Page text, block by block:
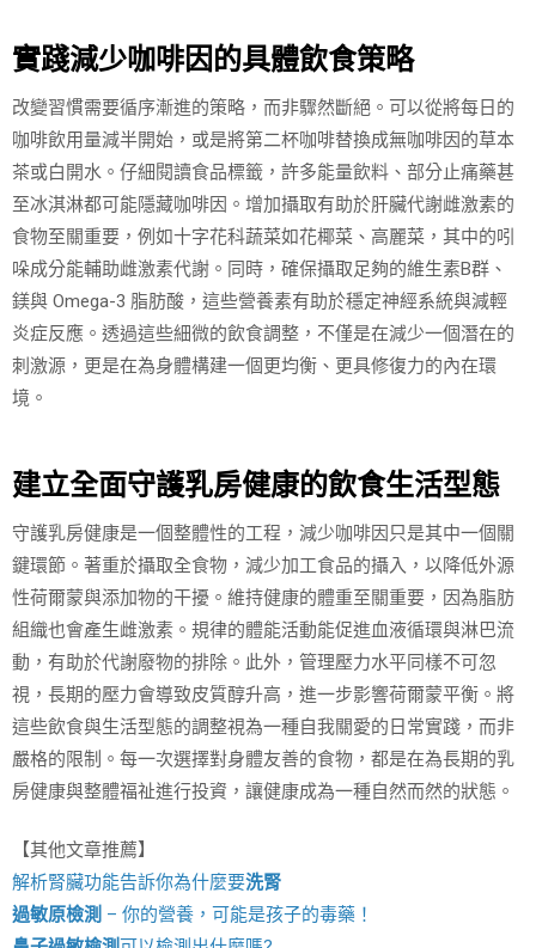
實踐減少咖啡因的具體飲食策略
改變習慣需要循序漸進的策略，而非驟然斷絕。可以從將每日的
咖啡飲用量減半開始，或是將第二杯咖啡替換成無咖啡因的草本
茶或白開水。仔細閱讀食品標籤，許多能量飲料、部分止痛藥甚
至冰淇淋都可能隱藏咖啡因。增加攝取有助於肝臟代謝雌激素的
食物至關重要，例如十字花科蔬菜如花椰菜、高麗菜，其中的吲
哚成分能輔助雌激素代謝。同時，確保攝取足夠的維生素B群、
鎂與 Omega-3 脂肪酸，這些營養素有助於穩定神經系統與減輕
炎症反應。透過這些細微的飲食調整，不僅是在減少一個潛在的
刺激源，更是在為身體構建一個更均衡、更具修復力的內在環
境。
建立全面守護乳房健康的飲食生活型態
守護乳房健康是一個整體性的工程，減少咖啡因只是其中一個關
鍵環節。著重於攝取全食物，減少加工食品的攝入，以降低外源
性荷爾蒙與添加物的干擾。維持健康的體重至關重要，因為脂肪
組織也會產生雌激素。規律的體能活動能促進血液循環與淋巴流
動，有助於代謝廢物的排除。此外，管理壓力水平同樣不可忽
視，長期的壓力會導致皮質醇升高，進一步影響荷爾蒙平衡。將
這些飲食與生活型態的調整視為一種自我關愛的日常實踐，而非
嚴格的限制。每一次選擇對身體友善的食物，都是在為長期的乳
房健康與整體福祉進行投資，讓健康成為一種自然而然的狀態。
【其他文章推薦】
解析腎臟功能告訴你為什麼要洗腎
過敏原檢測 – 你的營養，可能是孩子的毒藥！